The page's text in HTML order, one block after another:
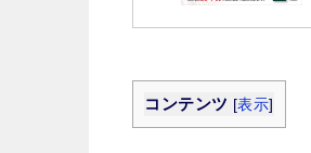
コンテンツ [表示]